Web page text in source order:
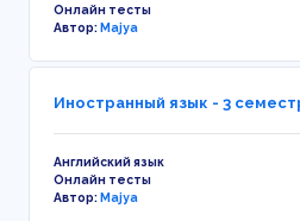
Онлайн тесты
Автор:Majya
Иностранный язык - 3
Английский язык
Онлайн тесты
Автор:Majya